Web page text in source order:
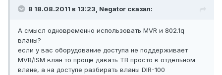
В 18.08.2011 в 13:23, Negator сказал:
А смысл одновременно использовать MVR и 802.1q
вланы?
если у вас оборудование доступа не поддерживает
MVR/ISM влан то проще давать ТВ просто в отдельном
влане, а на доступе разбирать вланы DIR-100